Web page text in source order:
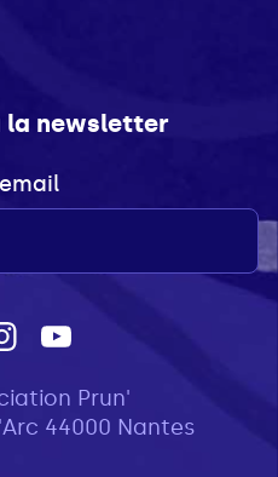
la newsletter
Prun'
44000 Nantes